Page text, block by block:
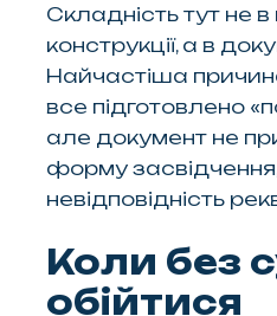
Складність тут не в
конструкції, а в
Найчастіша
все підготовлено
але документ не
форму
невідповідність
Коли без
обійтися